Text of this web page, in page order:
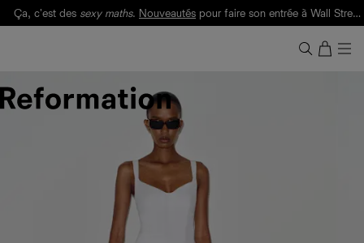
Ça, c'est des sexy maths. Nouveautés pour faire son entrée à Wall Street.